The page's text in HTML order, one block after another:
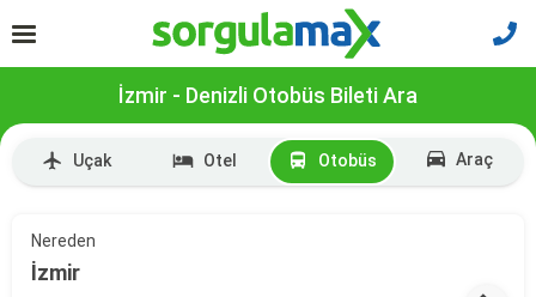
İzmir - Denizli Otobüs Bileti Ara
Uçak Otel Otobüs Araç
Nereden
İzmir